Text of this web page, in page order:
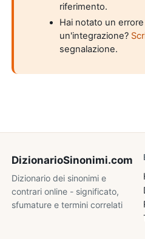
riferimento.
Hai notato un
un'integrazione?
segnalazione.
DizionarioSinonimi.com
Dizionario dei sinonimi e
contrari online - significato,
sfumature e termini correlati